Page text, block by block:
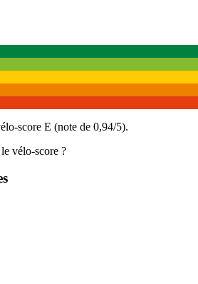
score E (note de 0,94/5).
vélo-score ?